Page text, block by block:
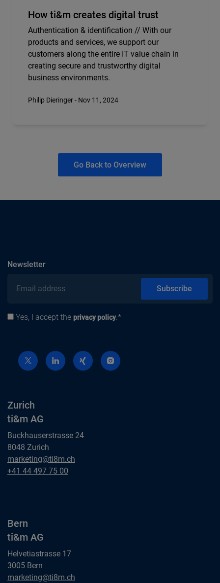
How ti&m creates digital trust
Authentication & identification // With our
products and services, we support our
customers along the entire IT value chain in
creating secure and trustworthy digital
business environments.
Philip Dieringer - Nov 11, 2024
Go Back to Overview
Newslettersubscribe
Email address
Privacy policy
Yes, I accept the privacy policy.*
Subscribe
Zurich
ti&m AG
Buckhauserstrasse 24
8048 Zurich
Zurich
ti&m AG
marketing@ti8m.ch
Zurich
+41 44 497 75 00
Bern
ti&m AG
Helvetiastrasse 17
3005 Bern
Bern
marketing@ti8m.ch